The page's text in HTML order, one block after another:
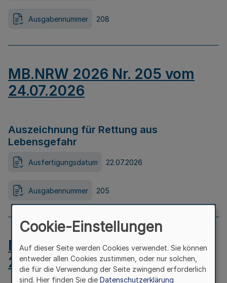
Ausgabennummer 208
MB.NRW 2026 Nr. 205 vom
24.07.2026
Auszeichnung für Rettung aus
Lebensgefahr
Ausfertigungsdatum 22.07.2026
Ausgabennummer 205
MB.NRW 2026 Nr. 204 vom
24.07.2026
Cookie-Einstellungen
Auf dieser Seite werden Cookies verwendet. Sie können
entweder allen Cookies zustimmen, oder nur solchen,
die für die Verwendung der Seite zwingend erforderlich
sind. Hier finden Sie die Datenschutzerklärung